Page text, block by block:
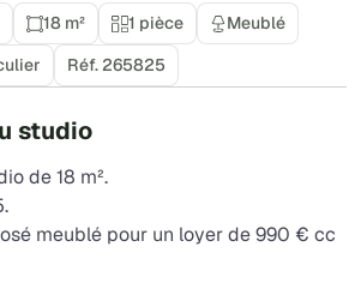
18 m² 1 pièce
Meublé
Réf. 265825
studio
de 18 m².
meublé pour un loyer de 990 € cc